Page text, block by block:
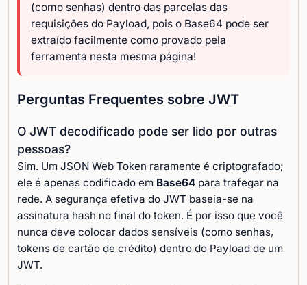
(como senhas) dentro das parcelas das
requisições do Payload, pois o Base64 pode ser
extraído facilmente como provado pela
ferramenta nesta mesma página!
Perguntas Frequentes sobre JWT
O JWT decodificado pode ser lido por outras
pessoas?
Sim. Um JSON Web Token raramente é criptografado;
ele é apenas codificado em Base64 para trafegar na
rede. A segurança efetiva do JWT baseia-se na
assinatura hash no final do token. É por isso que você
nunca deve colocar dados sensíveis (como senhas,
tokens de cartão de crédito) dentro do Payload de um
JWT.